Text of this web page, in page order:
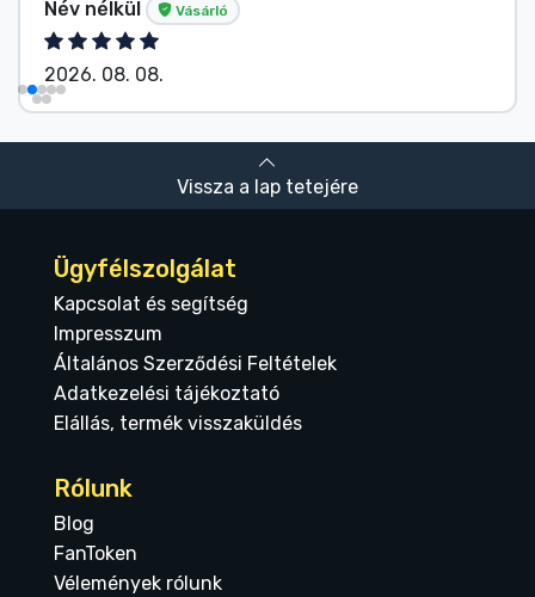
Név nélkül Vásárló
2026. 08. 08.
Vissza a lap tetejére
Ügyfélszolgálat
Kapcsolat és segítség
Impresszum
Általános Szerződési Feltételek
Adatkezelési tájékoztató
Elállás, termék visszaküldés
Rólunk
Blog
FanToken
Vélemények rólunk